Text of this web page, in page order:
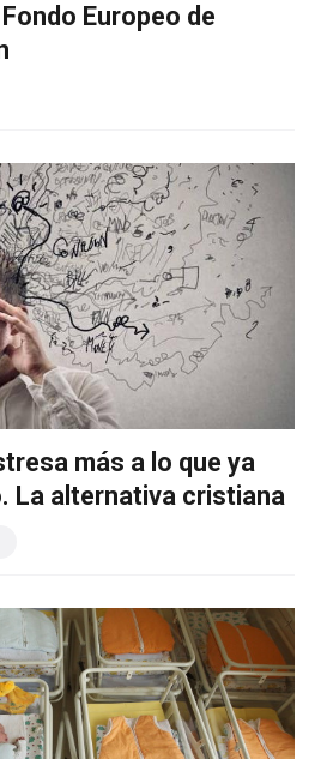
Europeo de
más a lo que ya
La alternativa cristiana